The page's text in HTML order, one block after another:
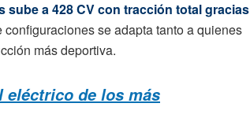
a 428 CV con tracción total gracias
configuraciones se adapta tanto a quienes
más deportiva.
eléctrico de los más